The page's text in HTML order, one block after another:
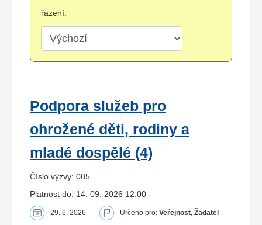
řazení:
Podpora služeb pro
ohrožené děti, rodiny a
mladé dospělé (4)
Číslo výzvy: 085
Platnost do: 14. 09. 2026 12:00
29. 6. 2026 Určeno pro: Veřejnost, Žadatel